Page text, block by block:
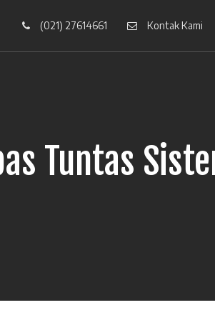
(021) 27614661 Kontak Kami
Tuntas